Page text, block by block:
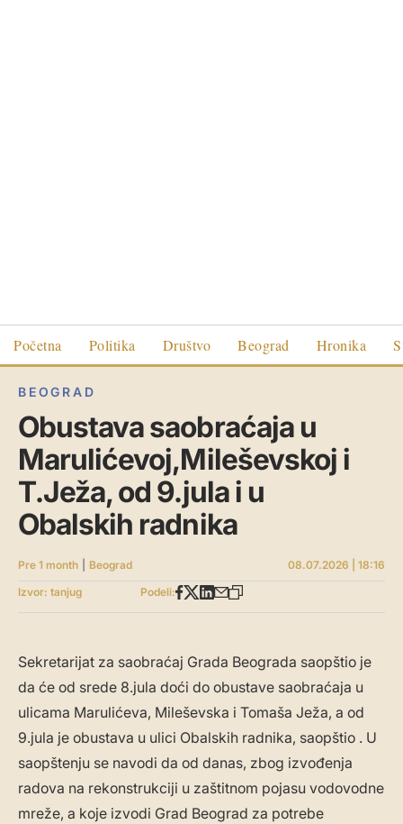
Početna Politika Društvo Beograd Hronika
BEOGRAD
Obustava saobraćaja u
Marulićevoj,Mileševskoj i
T.Ježa, od 9.jula i u
Obalskih radnika
Pre 1 month Beograd
08.07.2026 | 18:16
Izvor: tanjug
Podeli:
Sekretarijat za saobraćaj Grada Beograda saopštio je
da će od srede 8.jula doći do obustave saobraćaja u
ulicama Marulićeva, Mileševska i Tomaša Ježa, a od
9.jula je obustava u ulici Obalskih radnika, saopštio . U
saopštenju se navodi da od danas, zbog izvođenja
radova na rekonstrukciji u zaštitnom pojasu vodovodne
mreže, a koje izvodi Grad Beograd za potrebe